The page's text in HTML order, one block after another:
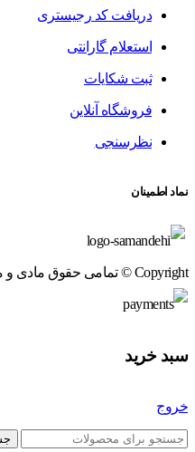
دریافت کد رجیستری
استعلام گارانتی
ثبت شکایات
فروشگاه آنلاین
نظرسنجی
نماد اطمینان
Copyright © تمامی حقوق مادی و معنوی وب سایت محفوظ می باشد
سبد خرید
خروج